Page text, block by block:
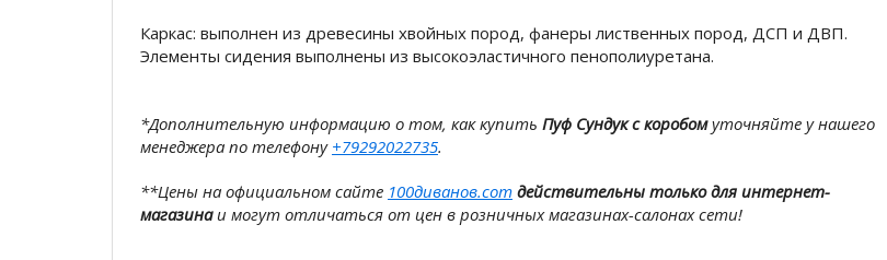
Каркас: выполнен из древесины хвойных пород, фанеры лиственных пород, ДСП и ДВП.
Элементы сидения выполнены из высокоэластичного пенополиуретана.
*Дополнительную информацию о том, как купить Пуф Сундук с коробомуточняйте у нашего
менеджера по телефону +79292022735.
**Цены на официальном сайте 100диванов.com действительны только для интернет-
магазинаи могут отличаться от цен в розничных магазинах-салонах сети!